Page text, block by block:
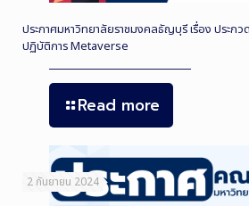
ประกาศมหาวิทยาลัยราชมงคลธัญบุรี เรื่อง ประก
ปฏิบัติการ Metaverse
Read more
2 กันยายน 2024